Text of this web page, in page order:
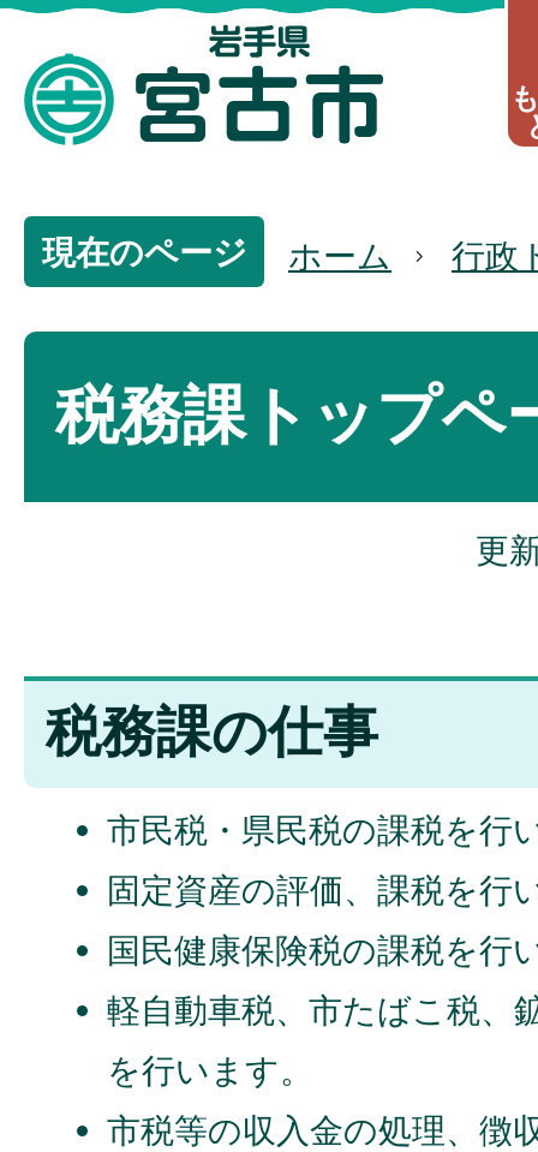
現在のページ ホーム 行政
税務課トップペ
更
税務課の仕事
市民税・県民税の課税を行
固定資産の評価、課税を行
国民健康保険税の課税を行
軽自動車税、市たばこ税、
を行います。
市税等の収入金の処理、徴